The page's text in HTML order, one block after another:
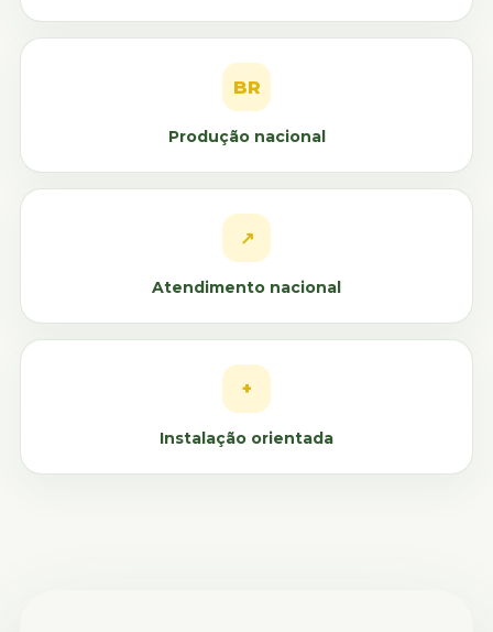
BR
Produção nacional
↗
Atendimento nacional
+
Instalação orientada